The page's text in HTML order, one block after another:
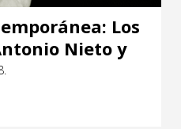
Los
Nieto y
+ C03RA